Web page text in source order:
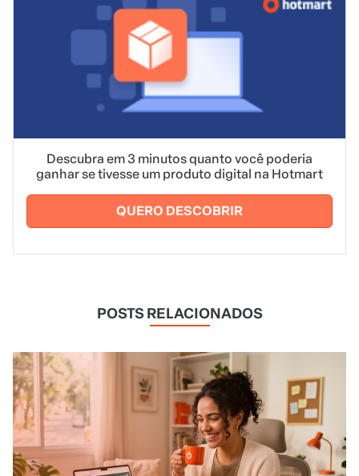
Descubra em 3 minutos quanto você poderia
ganhar se tivesse um produto digital na Hotmart
QUERO DESCOBRIR
POSTS RELACIONADOS